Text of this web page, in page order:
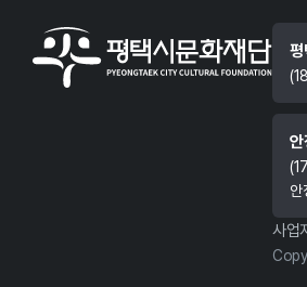
평
안
안
사업